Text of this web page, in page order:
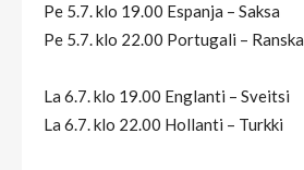
Pe 5.7. klo 19.00 Espanja – Saksa
Pe 5.7. klo 22.00 Portugali – Ranska
La 6.7. klo 19.00 Englanti – Sveitsi
La 6.7. klo 22.00 Hollanti – Turkki